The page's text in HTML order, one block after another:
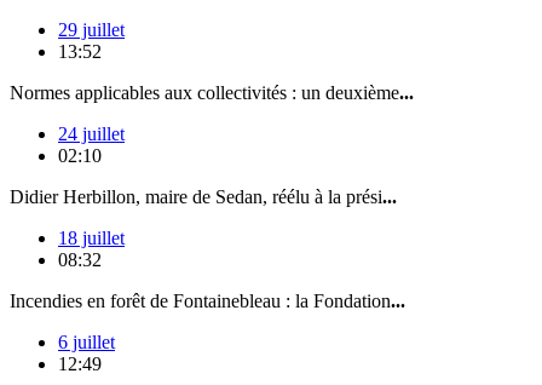
29 juillet
13:52
Normes applicables aux collectivités : un deuxième...
24 juillet
02:10
Didier Herbillon, maire de Sedan, réélu à la prési...
18 juillet
08:32
Incendies en forêt de Fontainebleau : la Fondation...
6 juillet
12:49